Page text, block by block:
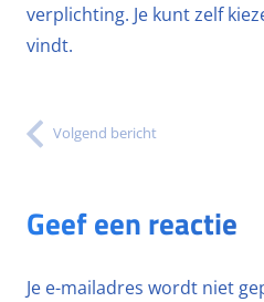
verplichting. Je kunt zelf
vindt.
Volgend bericht
Geef een reactie
Je e-mailadres wordt niet